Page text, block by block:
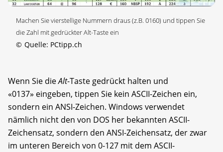
Machen Sie vierstellige Nummern draus (z.B. 0160) und tippen Sie
die Zahl mit gedrückter Alt-Taste ein
© Quelle: PCtipp.ch
Wenn Sie dieAlt-Taste gedrückt halten und
«0137» eingeben, tippen Sie kein ASCII-Zeichen ein,
sondern ein ANSI-Zeichen. Windows verwendet
nämlich nicht den von DOS her bekannten ASCII-
Zeichensatz, sondern den ANSI-Zeichensatz, der zwar
im unteren Bereich von 0-127 mit dem ASCII-